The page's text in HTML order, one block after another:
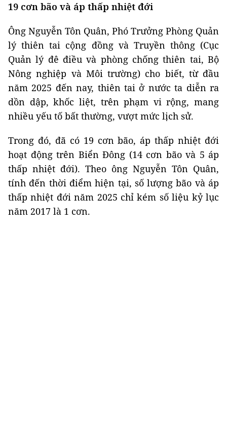
19 cơn bão và áp thấp nhiệt đới
Ông Nguyễn Tôn Quân, Phó Trưởng Phòng Quản
lý thiên tai cộng đồng và Truyền thông (Cục
Quản lý đê điều và phòng chống thiên tai, Bộ
Nông nghiệp và Môi trường) cho biết, từ đầu
năm 2025 đến nay, thiên tai ở nước ta diễn ra
dồn dập, khốc liệt, trên phạm vi rộng, mang
nhiều yếu tố bất thường, vượt mức lịch sử.
Trong đó, đã có 19 cơn bão, áp thấp nhiệt đới
hoạt động trên Biển Đông (14 cơn bão và 5 áp
thấp nhiệt đới). Theo ông Nguyễn Tôn Quân,
tính đến thời điểm hiện tại, số lượng bão và áp
thấp nhiệt đới năm 2025 chỉ kém số liệu kỷ lục
năm 2017 là 1 cơn.